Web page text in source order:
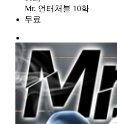
Mr. 언터처블 10화
무료